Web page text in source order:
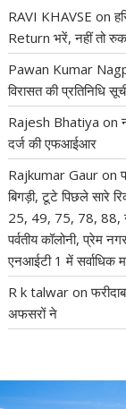
RAVI KHAVSE on
Return भरें, नहीं तो
Pawan Kumar
विरासत की प्रतिनिधि
Rajesh Bhatiya on
दर्ज की एफआईआर
Rajkumar Gaur on
बिगड़ी, टूटे पिछले सारे
25, 49, 75, 78, 88,
पर्वतीय कॉलोनी, प्रेम
एनआईटी 1 में सर्वाधिक
R k talwar on
अफसरों ने